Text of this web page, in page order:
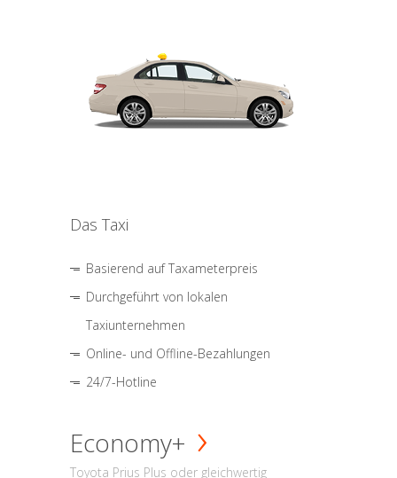
Das Taxi
Basierend auf Taxameterpreis
Durchgeführt von lokalen
Taxiunternehmen
Online- und Offline-Bezahlungen
24/7-Hotline
Economy+
Toyota Prius Plus oder gleichwertig